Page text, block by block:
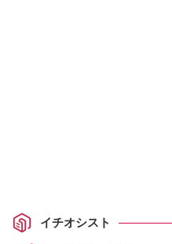
イチオシスト